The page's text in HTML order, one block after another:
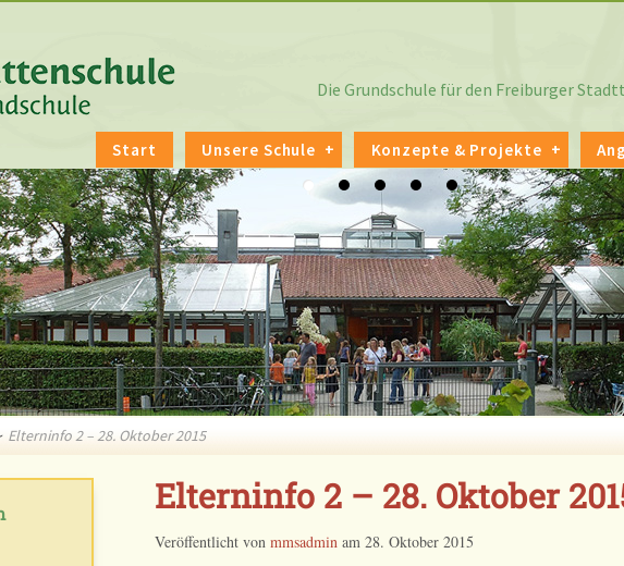
Die Grundschule für den Freiburger
Start Unsere Schule Konzepte & Projekte
Elterninfo 2 – 28. Oktober 2015
Elterninfo 2 – 28. Oktober
Veröffentlicht von mmsadminam 28. Oktober 2015